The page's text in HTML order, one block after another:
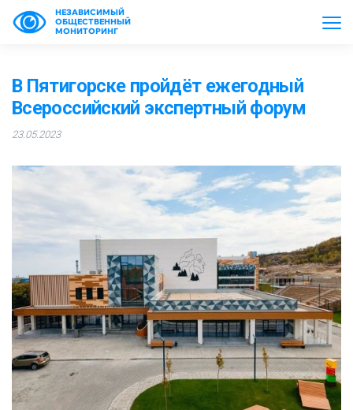
НЕЗАВИСИМЫЙ
ОБЩЕСТВЕННЫЙ
МОНИТОРИНГ
В Пятигорске пройдёт ежегодный
Всероссийский экспертный форум
23.05.2023